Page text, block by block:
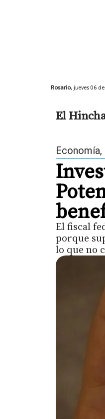
Rosario, jueves 06
El
Economía,
El fiscal
porque
lo que no